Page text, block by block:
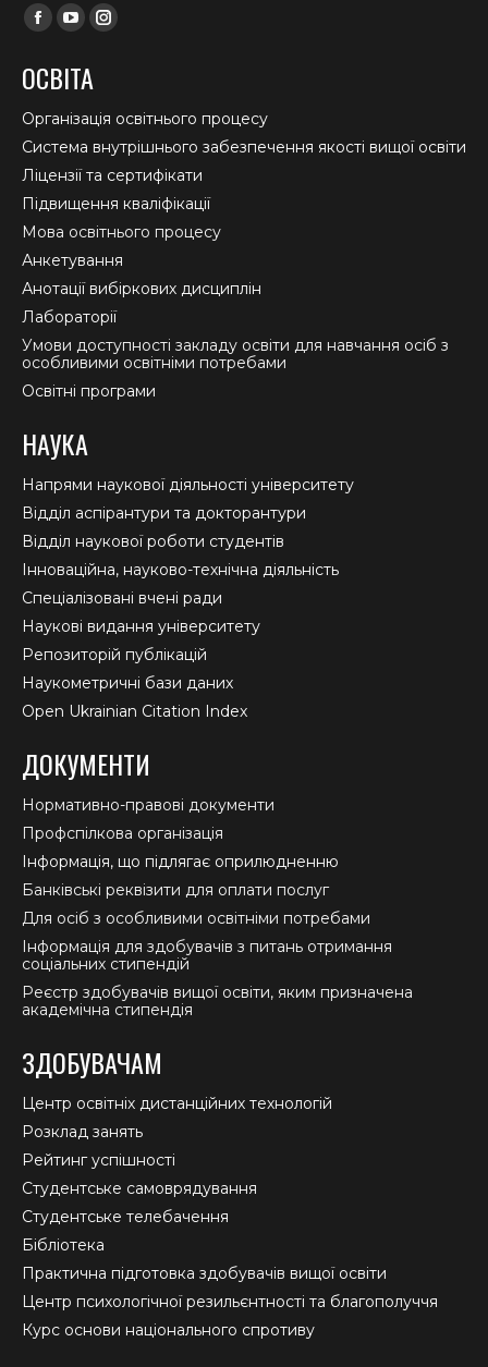
Find us on:
Facebook
opens
in
new
window
YouTube
opens
in
new
window
Instagram
in
new
window
ОСВІТА
Організація освітнього процесу
Система внутрішнього забезпечення якості вищої освіти
Ліцензії та сертифікати
Підвищення кваліфікації
Мова освітнього процесу
Анкетування
Анотації вибіркових дисциплін
Лабораторії
Умови доступності закладу освіти для навчання осіб з
особливими освітніми потребами
Освітні програми
НАУКА
Напрями наукової діяльності університету
Відділ аспірантури та докторантури
Відділ наукової роботи студентів
Інноваційна, науково-технічна діяльність
Спеціалізовані вчені ради
Наукові видання університету
Репозиторій публікацій
Наукометричні бази даних
Open Ukrainian Citation Index
ДОКУМЕНТИ
Нормативно-правові документи
Профспілкова організація
Інформація, що підлягає оприлюдненню
Банківські реквізити для оплати послуг
Для осіб з особливими освітніми потребами
Інформація для здобувачів з питань отримання
соціальних стипендій
Реєстр здобувачів вищої освіти, яким призначена
академічна стипендія
ЗДОБУВАЧАМ
Центр освітніх дистанційних технологій
Розклад занять
Рейтинг успішності
Студентське самоврядування
Студентське телебачення
Бібліотека
Практична підготовка здобувачів вищої освіти
Центр психологічної резильєнтності та благополуччя
Курс основи національного спротиву